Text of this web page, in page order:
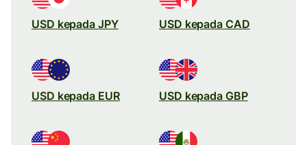
USD kepada JPY USD kepada CAD
USD kepada EUR USD kepada GBP